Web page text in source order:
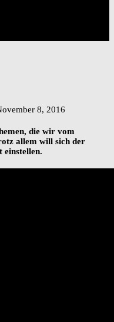
8, 2016
die wir vom
allem will sich der
einstellen.